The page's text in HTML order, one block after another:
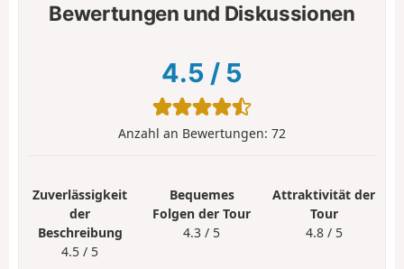
Bewertungen und Diskussionen
4.5 / 5
Anzahl an Bewertungen: 72
Zuverlässigkeit
der
Beschreibung
4.5 / 5
Bequemes
Folgen der Tour
4.3 / 5
Attraktivität der
Tour
4.8 / 5